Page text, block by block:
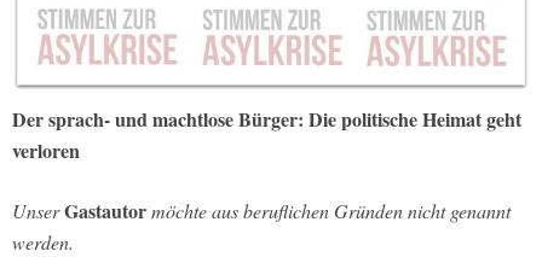
Der sprach- und machtlose Bürger: Die politische Heimat geht
verloren
UnserGastautormöchte aus beruflichen Gründen nicht genannt
werden.